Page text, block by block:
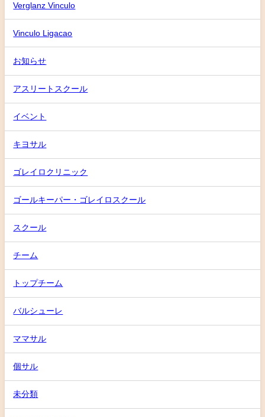
Verglanz Vinculo
Vinculo Ligacao
お知らせ
アスリートスクール
イベント
キヨサル
ゴレイロクリニック
ゴールキーパー・ゴレイロスクール
スクール
チーム
トップチーム
バルシューレ
ママサル
個サル
未分類